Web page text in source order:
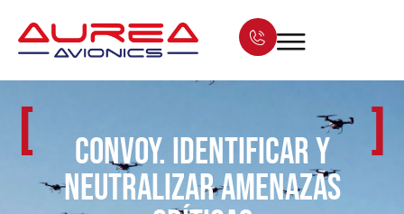
[
CONVOY. Identificar y
neutralizar amenazas
]